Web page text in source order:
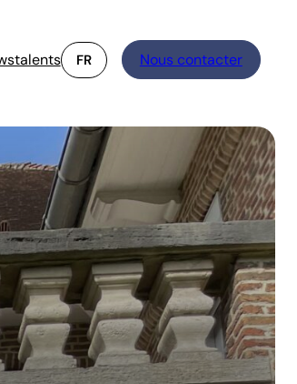
FR Nous contacter